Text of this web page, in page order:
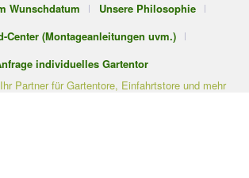
Wunschdatum
Unsere Philosophie
Center (Montageanleitungen uvm.)
individuelles Gartentor
Partner für Gartentore, Einfahrtstore und mehr